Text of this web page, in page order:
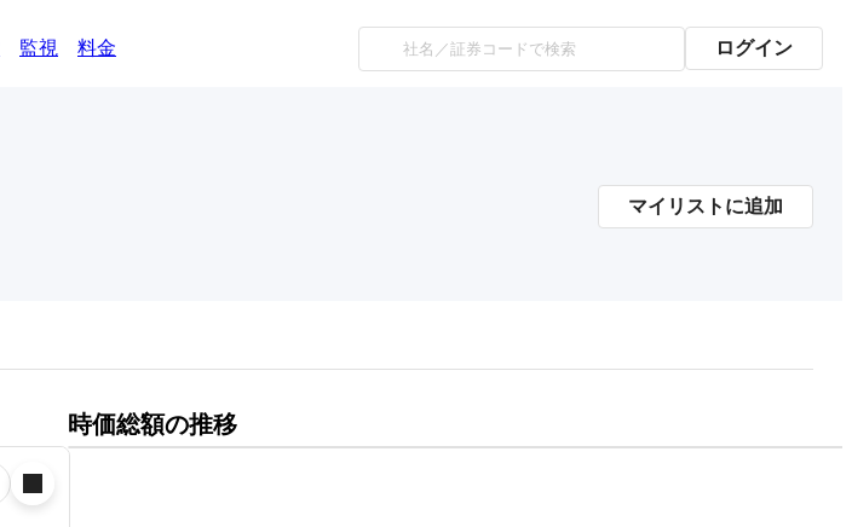
監視 料金 ログイン
マイリストに追加
時価総額の推移
時価総額の推移にアクセスできます。